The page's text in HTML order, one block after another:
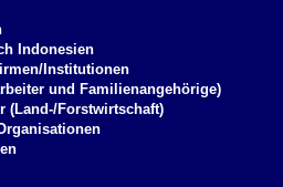
Indonesien
Institutionen
und Familienangehörige)
(Land-/Forstwirtschaft)